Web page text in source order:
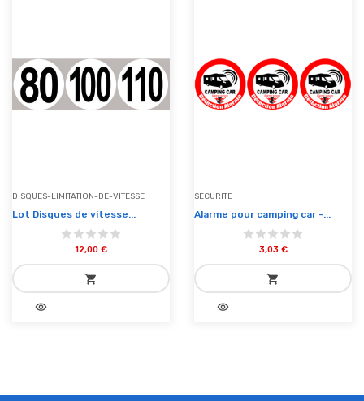
DISQUES-LIMITATION-DE-VITESSE
Lot Disques de vitesse...
12,00 €
shopping_cart
add_shopping_cartvisibility
SECURITE
Alarme pour camping car -...
3,03 €
shopping_cart
add_shopping_cartvisibility